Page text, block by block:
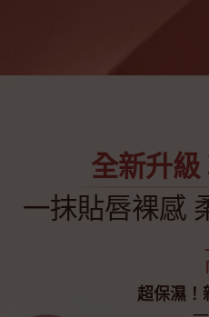
全新升級
一抹貼唇裸感
超保濕！